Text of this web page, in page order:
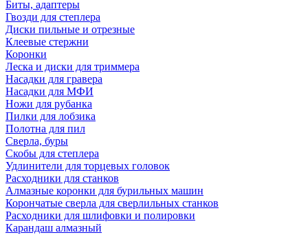
Биты, адаптеры
Гвозди для степлера
Диски пильные и отрезные
Клеевые стержни
Коронки
Леска и диски для триммера
Насадки для гравера
Насадки для МФИ
Ножи для рубанка
Пилки для лобзика
Полотна для пил
Сверла, буры
Скобы для степлера
Удлинители для торцевых головок
Расходники для станков
Алмазные коронки для бурильных машин
Корончатые сверла для сверлильных станков
Расходники для шлифовки и полировки
Карандаш алмазный